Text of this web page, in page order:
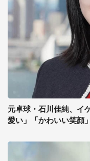
元卓球・石川佳純、イ
愛い」「かわいい笑顔